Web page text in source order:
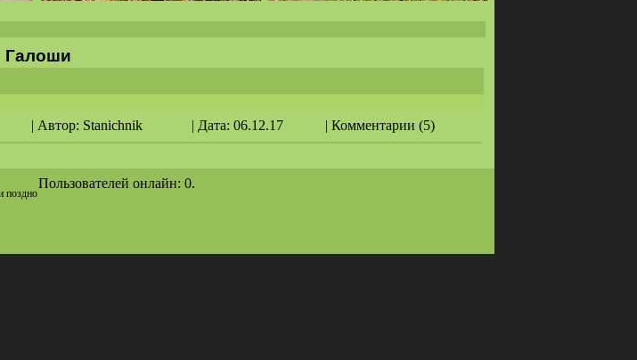
Галоши
| Автор: Stanichnik | Дата: 06.12.17 | Комментарии (5)
поздно
Пользователей онлайн: 0.